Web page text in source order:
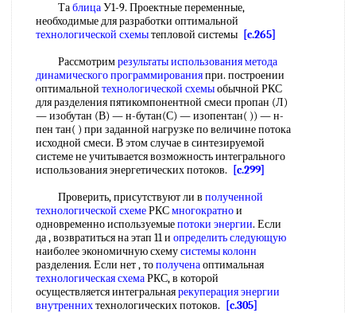
ТаблицаУ1-9. Проектные переменные,
необходимые для разработки оптимальной
технологической схемытепловой системы [c.265]
Рассмотримрезультаты использованияметода
динамического программированияпри. построении
оптимальной технологической схемыобычной РКС
для разделения пятикомпонентной смеси пропан (Л)
— изобутан (В) — н-бутан(С) — изопентан( )) — н-
пен тан( ) при заданной нагрузке по величине потока
исходной смеси. В этом случае в синтезируемой
системе не учитывается возможность интегрального
использования энергетических потоков.
[c.299]
Проверить, присутствуют ли в полученной
технологической схемеРКСмногократнои
одновременно используемыепотоки энергии. Если
да , возвратиться на этап 11 и определить следующую
наиболее экономичную схемусистемы колонн
разделения. Если нет , тополученаоптимальная
технологическая схемаРКС, в которой
осуществляется интегральнаярекуперацияэнергии
внутреннихтехнологических потоков.
[c.305]